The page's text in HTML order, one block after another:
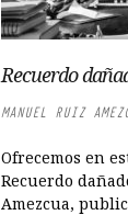
Recuerdo
MANUEL RUIZ
Ofrecemos en
Recuerdo
Amezcua,